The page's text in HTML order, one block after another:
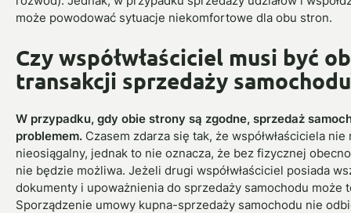
może powodować sytuacje niekomfortowe dla obu stron.
Czy współwłaściciel musi być
transakcji sprzedaży
W przypadku, gdy obie strony są zgodne, sprzedaż
problemem. Czasem zdarza się tak, że współwłaściciela
nieosiągalny, jednak to nie oznacza, że bez fizycznej
nie będzie możliwa. Jeżeli drugi współwłaściciel posiada
dokumenty i upoważnienia do sprzedaży samochodu może
Sporządzenie umowy kupna-sprzedaży samochodu nie